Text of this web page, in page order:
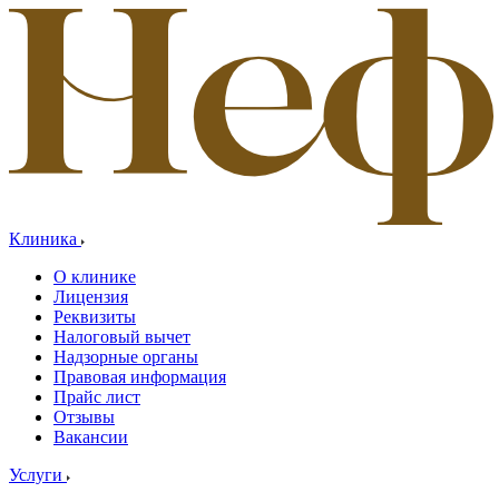
Клиника
О клинике
Лицензия
Реквизиты
Налоговый вычет
Надзорные органы
Правовая информация
Прайс лист
Отзывы
Вакансии
Услуги